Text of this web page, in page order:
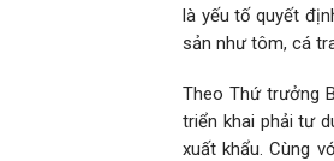
là yếu tố quyết
sản như tôm, cá
Theo Thứ trưởng
triển khai phải tư
xuất khẩu. Cùng